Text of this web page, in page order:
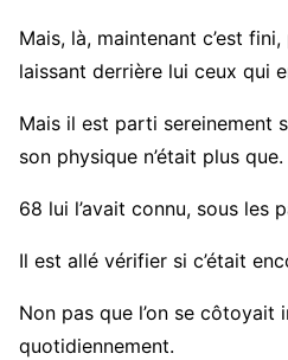
Mais, là, maintenant c’est
laissant derrière lui ceux qui
Mais il est parti sereinement
son physique n’était plus que.
68 lui l’avait connu, sous les
Il est allé vérifier si c’était
Non pas que l’on se côtoyait
quotidiennement.